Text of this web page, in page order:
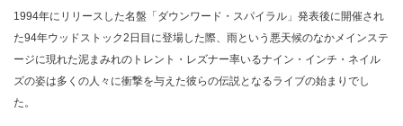
1994年にリリースした名盤「ダウンワード・スパイラル」発表後に開催され
た94年ウッドストック2日目に登場した際、雨という悪天候のなかメインステ
ージに現れた泥まみれのトレント・レズナー率いるナイン・インチ・ネイル
ズの姿は多くの人々に衝撃を与えた彼らの伝説となるライブの始まりでし
た。